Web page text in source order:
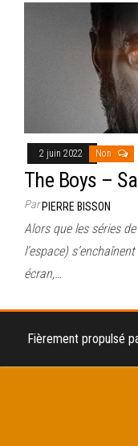
2 juin 2022 Non
The Boys –
ParPIERRE BISSON
Alors que les séries
l’espace)
écran,…
Fièrement propulsé